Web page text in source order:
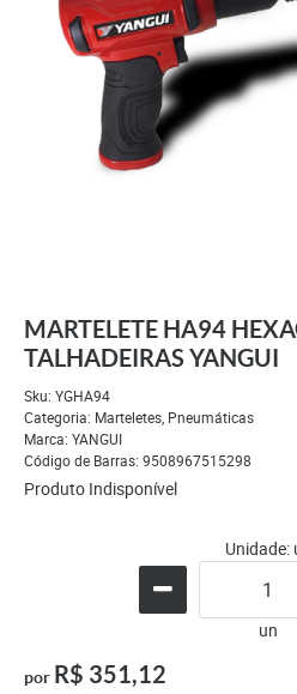
MARTELETE HA94
TALHADEIRAS YANGUI
Sku: YGHA94
Categoria: Marteletes, Pneumáticas
Marca: YANGUI
Código de Barras: 9508967515298
Produto Indisponível
Unidade:
un
por R$ 351,12